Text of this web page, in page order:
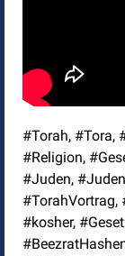
#Torah, #Tora,
#Religion,
#Juden,
#TorahVortrag,
#kosher,